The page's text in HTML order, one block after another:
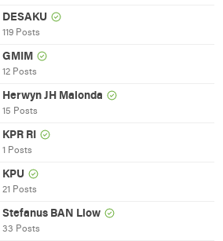
DESAKU
119 Posts
GMIM
12 Posts
Herwyn JH Malonda
15 Posts
KPR RI
1 Posts
KPU
21 Posts
Stefanus BAN Liow
33 Posts